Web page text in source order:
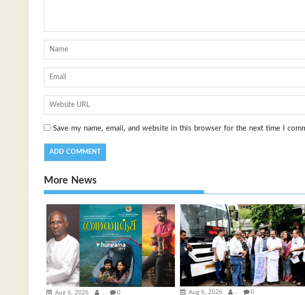
Save my name, email, and website in this browser for the next time I
More News
Aug 6, 2026 . 0 Aug 6, 2026 . 0